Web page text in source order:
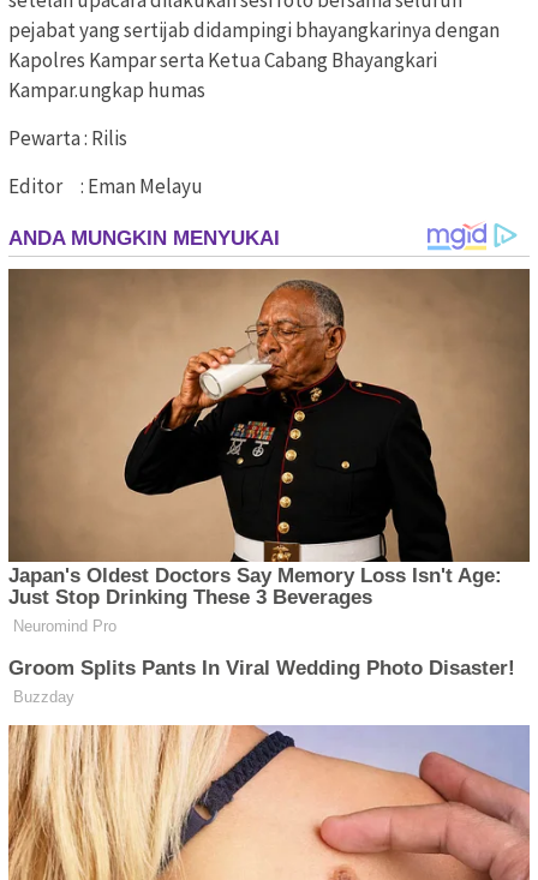
pejabat yang sertijab didampingi bhayangkarinya dengan
Kapolres Kampar serta Ketua Cabang Bhayangkari
Kampar.ungkap humas
Pewarta : Rilis
Editor : Eman Melayu